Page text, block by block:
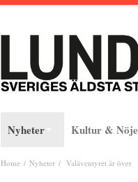
Nyheter Kultur & Nöje
Home Nyheter Valäventyret är över